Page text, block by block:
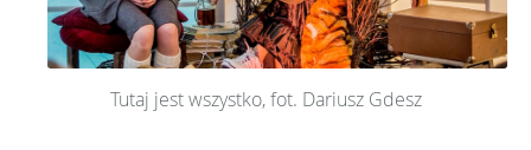
Tutaj jest wszystko, fot. Dariusz Gdesz